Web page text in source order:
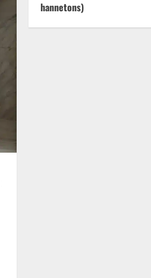
hannetons)